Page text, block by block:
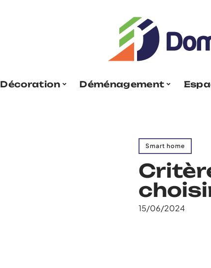
Décoration Déménagement
Smart home
15/06/2024